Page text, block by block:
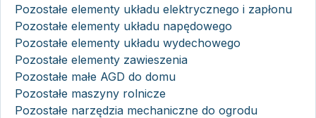
Pozostałe elementy układu elektrycznego i zapłonu
Pozostałe elementy układu napędowego
Pozostałe elementy układu wydechowego
Pozostałe elementy zawieszenia
Pozostałe małe AGD do domu
Pozostałe maszyny rolnicze
Pozostałe narzędzia mechaniczne do ogrodu